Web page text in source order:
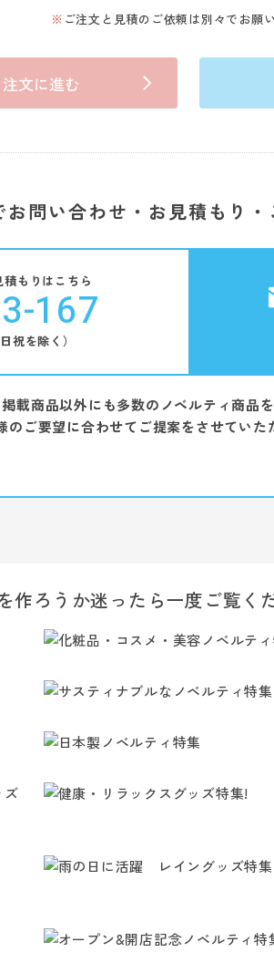
ご注文と見積のご依頼は別々でお願
注文に進む
問い合わせ・お見積もり・
もりはこちら
167
日祝を除く）
載商品以外にも多数のノベルティ商品
ご要望に合わせてご提案をさせていた
作ろうか迷ったら一度ご覧く